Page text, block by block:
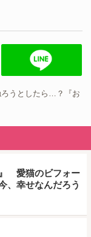
うとしたら…？『お
』 愛猫のビフォー
、幸せなんだろう